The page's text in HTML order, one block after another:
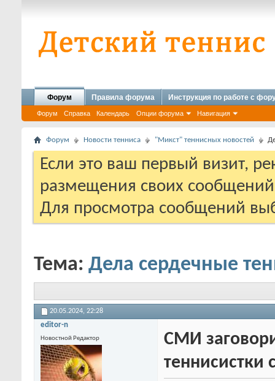
Форум
Форум Справка Календарь Опции форума Навигация
Правила форума Инструкция по работе с
Форум Новости тенниса "Микст" теннисных новостей
Если это ваш первый визит,
размещения своих
Для просмотра сообщений
Тема: Дела сердечные
20.05.2024, 22:28
editor-n
Новостной Редактор
СМИ
теннисистки